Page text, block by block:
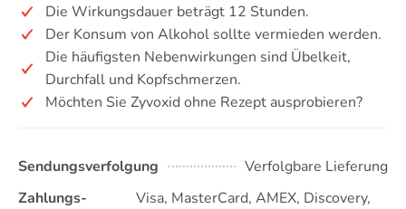
Die Wirkungsdauer beträgt 12 Stunden.
Der Konsum von Alkohol sollte vermieden werden.
Die häufigsten Nebenwirkungen sind Übelkeit,
Durchfall und Kopfschmerzen.
Möchten Sie Zyvoxid ohne Rezept ausprobieren?
Sendungsverfolgung
Verfolgbare Lieferung
Zahlungs-
Visa, MasterCard, AMEX, Discovery,